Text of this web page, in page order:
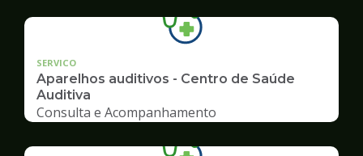
SERVICO
Aparelhos auditivos - Centro de Saúde
Auditiva
Consulta e Acompanhamento